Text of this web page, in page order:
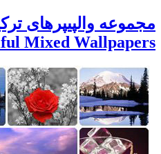
Mixed Wallpapers